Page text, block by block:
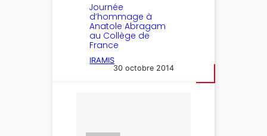
Journée
d’hommage à
Anatole Abragam
au Collège de
France
IRAMIS
30 octobre 2014